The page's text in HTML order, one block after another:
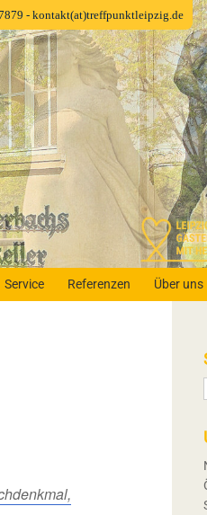
Service Referenzen Über uns
- kontakt(at)treffpunktleipzig.de